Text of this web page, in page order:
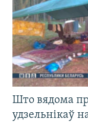
Што вядома
удзельнікаў